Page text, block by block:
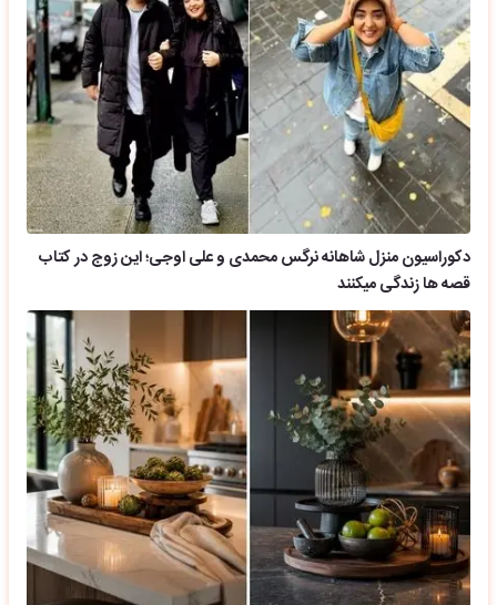
دکوراسیون منزل شاهانه نرگس محمدی و علی اوجی؛ این زوج در کتاب
قصه ها زندگی میکنند